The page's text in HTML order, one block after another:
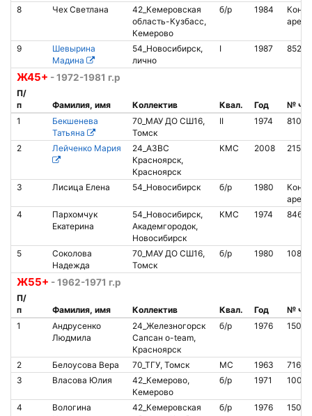
8 Чех Светлана
42_Кемеровская
область-Кузбасс,
Кемерово
б/р 1984
9
Шевырина
Мадина
54_Новосибирск,
лично
I 1987
Ж45+ - 1972-1981 г.р
П/
п
Фамилия, имя Коллектив Квал. Год
№
1
Бекшенева
Татьяна
70_МАУ ДО СШ16,
Томск
II 1974
2 Лейченко Мария
24_АЗВС
Красноярск,
Красноярск
КМС 2008
3 Лисица Елена 54_Новосибирск б/р 1980
4
Пархомчук
Екатерина
54_Новосибирск,
Академгородок,
Новосибирск
КМС 1974
5
Соколова
Надежда
70_МАУ ДО СШ16,
Томск
б/р 1980
Ж55+ - 1962-1971 г.р
П/
п
Фамилия, имя Коллектив Квал. Год
№
1
Андрусенко
Людмила
24_Железногорск
Сапсан o-team,
Красноярск
б/р 1976
2 Белоусова Вера 70_ТГУ, Томск МС 1963
3
Власова Юлия
42_Кемерово,
Кемерово
б/р 1971
4
Вологина
42_Кемеровская
б/р 1976